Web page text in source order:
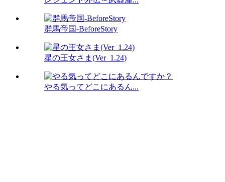
群馬帝国-BeforeStory
星の王女さま(Ver_1.24)
やる気ってどこにあるん...